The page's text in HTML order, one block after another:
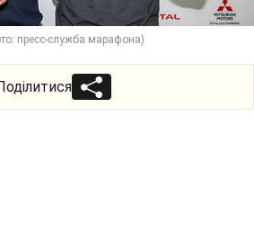
пресс-служба марафона)